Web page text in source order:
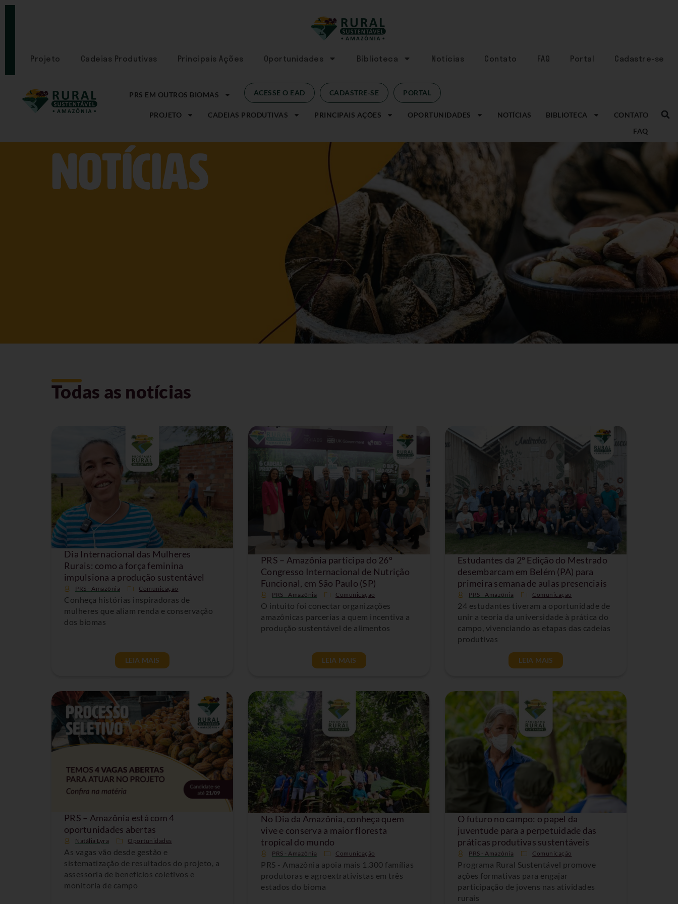
SE
Projeto Cadeias Produtivas Principais Ações Oportunidades Biblioteca Notícias Contato FAQ Portal Cadastre-se
PRS EM OUTROS BIOMAS ACESSE O EAD CADASTRE-SE PORTAL
PROJETO CADEIAS PRODUTIVAS PRINCIPAIS AÇÕES OPORTUNIDADES NOTÍCIAS BIBLIOTECA
CONTATO
FAQ
NOtícias
Todas as notícias
Dia Internacional das Mulheres
Rurais: como a força feminina
impulsiona a produção sustentável
PRS - Amazônia Comunicação
Conheça histórias inspiradoras de
mulheres que aliam renda e conservação
dos biomas
LEIA MAIS
PRS – Amazônia participa do 26º
Congresso Internacional de Nutrição
Funcional, em São Paulo (SP)
PRS - Amazônia Comunicação
O intuito foi conectar organizações
amazônicas parcerias a quem incentiva a
produção sustentável de alimentos
LEIA MAIS
Estudantes da 2º Edição do Mestrado
desembarcam em Belém (PA) para
primeira semana de aulas presenciais
PRS - Amazônia Comunicação
24 estudantes tiveram a oportunidade de
unir a teoria da universidade à prática do
campo, vivenciando as etapas das cadeias
produtivas
LEIA MAIS
PRS – Amazônia está com 4
oportunidades abertas
Natália Lyra Oportunidades
As vagas vão desde gestão e
sistematização de resultados do projeto, a
assessoria de benefícios coletivos e
monitoria de campo
No Dia da Amazônia, conheça quem
vive e conserva a maior floresta
tropical do mundo
PRS - Amazônia Comunicação
PRS - Amazônia apoia mais 1.300 famílias
produtoras e agroextrativistas em três
estados do bioma
O futuro no campo: o papel da
juventude para a perpetuidade das
práticas produtivas sustentáveis
PRS - Amazônia Comunicação
Programa Rural Sustentável promove
ações formativas para engajar
participação de jovens nas atividades
rurais